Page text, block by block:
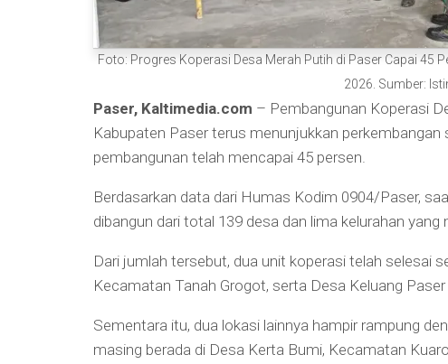
Foto: Progres Koperasi Desa Merah Putih di Paser Capai 45
2026. Sumber:
Paser, Kaltimedia.com – Pembangunan Koperasi
Kabupaten Paser terus menunjukkan
pembangunan telah mencapai 45 persen.
Berdasarkan data dari Humas Kodim 0904/Paser,
dibangun dari total 139 desa dan lima kelurahan yang
Dari jumlah tersebut, dua unit koperasi telah selesai
Kecamatan Tanah Grogot, serta Desa Keluang
Sementara itu, dua lokasi lainnya hampir rampung
masing berada di Desa Kerta Bumi, Kecamatan